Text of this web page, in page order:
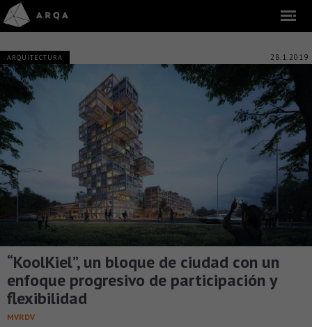
ARQUITECTURA 28.1.2019
“KoolKiel”, un bloque de ciudad con un
enfoque progresivo de participación y
flexibilidad
MVRDV